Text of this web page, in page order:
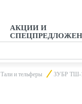
АКЦИИ И
Тали и тельферы ЗУБР ТШ-1-